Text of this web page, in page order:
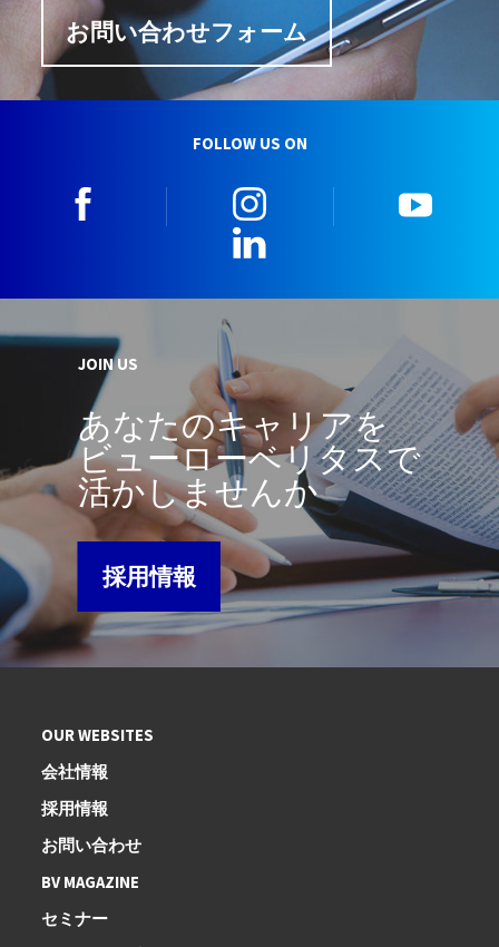
お問い合わせフォーム
FOLLOW US ON
JOIN US
あなたのキャリアを
ビューローベリタスで
活かしませんか
採用情報
OUR WEBSITES
会社情報
採用情報
お問い合わせ
BV MAGAZINE
セミナー